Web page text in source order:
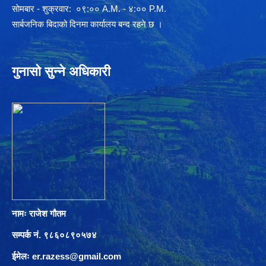
साेमबार - शुक्रवार: ०९:०० A.M. - ४:०० P.M.
सार्बजनिक बिदाको दिनमा कार्यालय बन्द रहने छ ।
गुनासो सुन्ने अधिकारी
नामः राजेश गौतम
सम्पर्क नं. ९८६०८९०५७४
ईमेलः er.razess@gmail.com